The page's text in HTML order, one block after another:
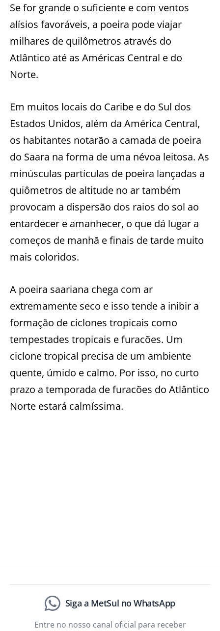
Se for grande o suficiente e com ventos
alísios favoráveis, a poeira pode viajar
milhares de quilômetros através do
Atlântico até as Américas Central e do
Norte.
Em muitos locais do Caribe e do Sul dos
Estados Unidos, além da América Central,
os habitantes notarão a camada de poeira
do Saara na forma de uma névoa leitosa. As
minúsculas partículas de poeira lançadas a
quiômetros de altitude no ar também
provocam a dispersão dos raios do sol ao
entardecer e amanhecer, o que dá lugar a
começos de manhã e finais de tarde muito
mais coloridos.
A poeira saariana chega com ar
extremamente seco e isso tende a inibir a
formação de ciclones tropicais como
tempestades tropicais e furacões. Um
ciclone tropical precisa de um ambiente
quente, úmido e calmo. Por isso, no curto
prazo a temporada de furacões do Atlântico
Norte estará calmíssima.
Siga a MetSul no WhatsApp
Entre no nosso canal oficial para receber